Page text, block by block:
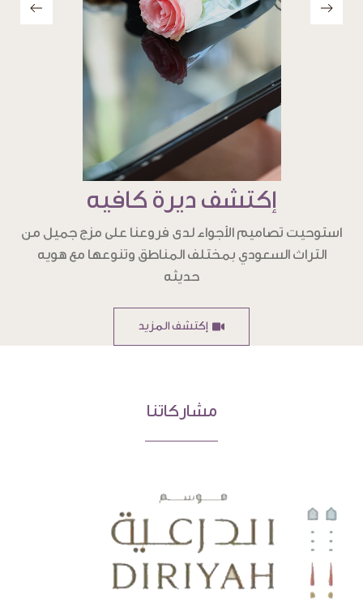
إكتشف ديرة كافيه
استوحيت تصاميم الأجواء لدى فروعنا على مزج جميل من
التراث السعودي بمختلف المناطق وتنوعها مع هويه
حديثه
إكتشف المزيد
مشاركاتنا